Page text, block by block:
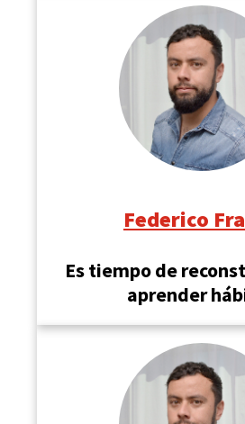
Federico
Es tiempo de
aprender